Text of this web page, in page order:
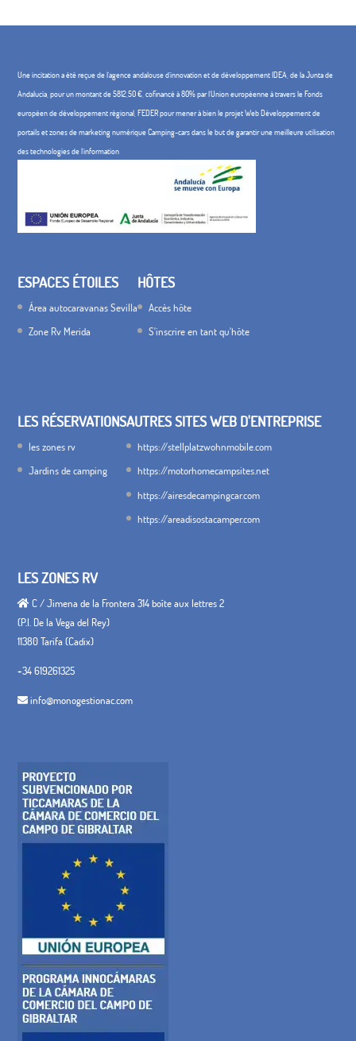
Une incitation a été reçue de l'agence andalouse d'innovation et de développement IDEA, de la Junta de
Andalucía, pour un montant de 5812,50 €, cofinancé à 80% par l'Union européenne à travers le Fonds
européen de développement régional, FEDER pour mener à bien le projet Web Développement de
portails et zones de marketing numérique Camping-cars dans le but de garantir une meilleure utilisation
des technologies de l'information
ESPACES ÉTOILES
Área autocaravanas Sevilla
Zone Rv Merida
HÔTES
Accès hôte
S'inscrire en tant qu'hôte
LES RÉSERVATIONS
les zones rv
Jardins de camping
AUTRES SITES WEB D'ENTREPRISE
https://stellplatzwohnmobile.com
https://motorhomecampsites.net
https://airesdecampingcar.com
https://areadisostacamper.com
LES ZONES RV
C / Jimena de la Frontera 314 boîte aux lettres 2
(P.I. De la Vega del Rey)
11380 Tarifa (Cadix)
+34 619261325
info@monogestionac.com